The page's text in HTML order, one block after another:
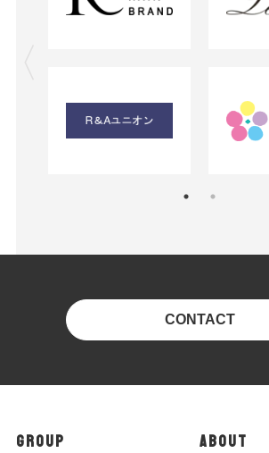
CONTACT
GROUP ABOUT